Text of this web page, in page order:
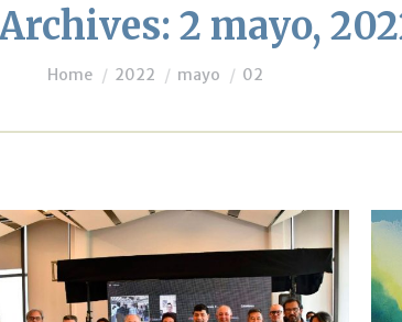
2 mayo,
You are here:
Home 2022 mayo 02